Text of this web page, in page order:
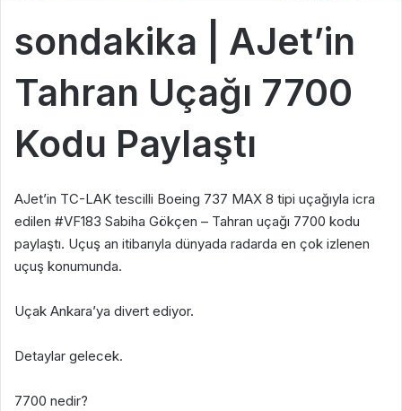
sondakika | AJet’in
Tahran Uçağı 7700
Kodu Paylaştı
AJet’in TC-LAK tescilli Boeing 737 MAX 8 tipi uçağıyla icra
edilen #VF183 Sabiha Gökçen – Tahran uçağı 7700 kodu
paylaştı. Uçuş an itibarıyla dünyada radarda en çok izlenen
uçuş konumunda.
Uçak Ankara’ya divert ediyor.
Detaylar gelecek.
7700 nedir?